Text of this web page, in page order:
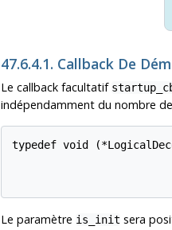
47.6.4.1. Callback De
Le callback facultatif
indépendamment du nombre
typedef void
Le paramètre is_init sera